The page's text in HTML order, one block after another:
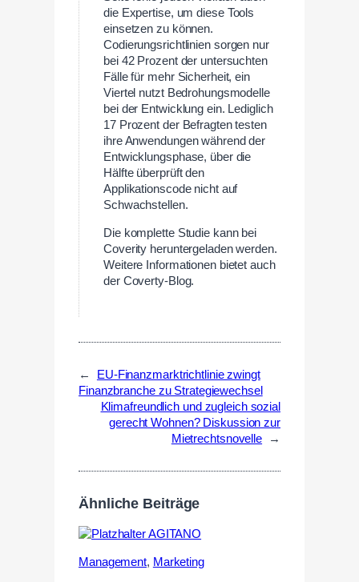
die Expertise, um diese Tools
einsetzen zu können.
Codierungsrichtlinien sorgen nur
bei 42 Prozent der untersuchten
Fälle für mehr Sicherheit, ein
Viertel nutzt Bedrohungsmodelle
bei der Entwicklung ein. Lediglich
17 Prozent der Befragten testen
ihre Anwendungen während der
Entwicklungsphase, über die
Hälfte überprüft den
Applikationscode nicht auf
Schwachstellen.
Die komplette Studie kann bei
Coverity heruntergeladen werden.
Weitere Informationen bietet auch
der Coverty-Blog.
←
EU-Finanzmarktrichtlinie zwingt
Finanzbranche zu Strategiewechsel
Klimafreundlich und zugleich sozial
gerecht Wohnen? Diskussion zur
Mietrechtsnovelle
→
Ähnliche Beiträge
Management, Marketing